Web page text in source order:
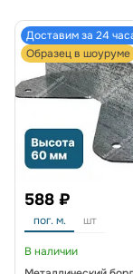
Доставим за 24
Образец в шоуруме
588 ₽
пог. м. шт
В наличии